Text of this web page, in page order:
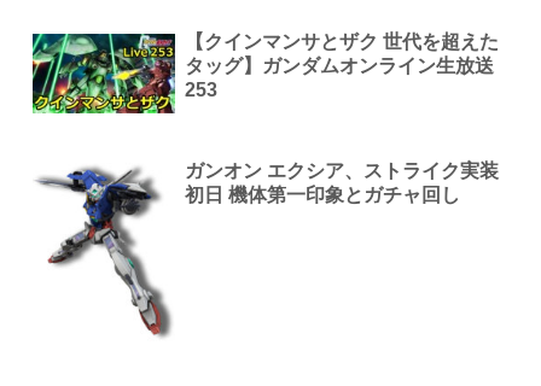
【クインマンサとザク 世代を超えた
タッグ】ガンダムオンライン生放送
253
ガンオン エクシア、ストライク実装
初日 機体第一印象とガチャ回し